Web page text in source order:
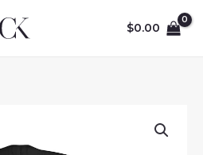
$0.00